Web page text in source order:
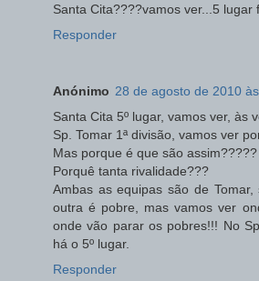
Santa Cita????vamos ver...5 lugar
Responder
Anónimo 28 de agosto de 2010
Santa Cita 5º lugar, vamos ver, às
Sp. Tomar 1ª divisão, vamos ver
Mas porque é que são assim?????
Porquê tanta rivalidade???
Ambas as equipas são de
outra é pobre, mas vamos ver
onde vão parar os pobres!!! No
há o 5º lugar.
Responder